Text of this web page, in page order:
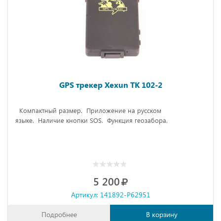
GPS трекер Xexun TK 102-2
Компактный размер. Приложение на русском
языке. Наличие кнопки SOS. Функция геозабора.
5 200
Артикул: 141892-P62951
Подробнее В корзину